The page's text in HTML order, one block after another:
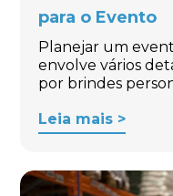
para o Evento
Planejar um
envolve vários
por brindes
Leia mais >